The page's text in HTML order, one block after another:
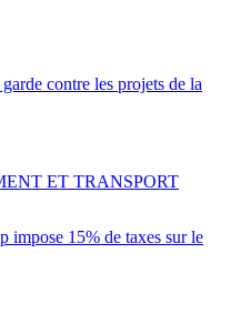
contre les projets de la
impose 15% de taxes sur le
ET TRANSPORT